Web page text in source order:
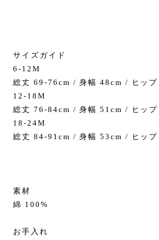
サイズガイド
6-12M
総丈 69-76cm / 身幅 48cm / ヒッ
12-18M
総丈 76-84cm / 身幅 51cm / ヒッ
18-24M
総丈 84-91cm / 身幅 53cm / ヒッ
素材
綿 100%
お手入れ